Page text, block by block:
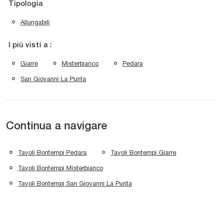
Tipologia
Allungabili
I più visti a :
Giarre Misterbianco Pedara
San Giovanni La Punta
Continua a navigare
Tavoli Bontempi Pedara Tavoli Bontempi Giarre
Tavoli Bontempi Misterbianco
Tavoli Bontempi San Giovanni La Punta